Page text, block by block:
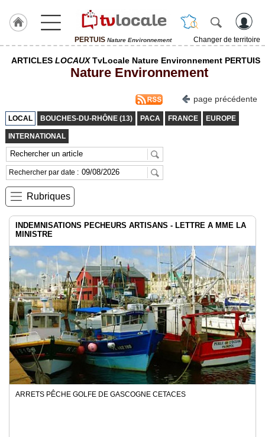
PERTUIS Nature Environnement
Changer de territoire
J'adhère
TvLocale
France
Accueil
RUBRIQUES
Agenda
Vidéos
Médias
du
groupe
Blogs
Prémium
Inscription
annuaire
pro
Accès
ARTICLES LOCAUXTvLocale Nature Environnement PERTUIS
Nature Environnement
page précédente
LOCAL BOUCHES-DU-RHÔNE (13) PACA FRANCE EUROPE
INTERNATIONAL
Rechercher par date :
Rubriques
INDEMNISATIONS PECHEURS ARTISANS - LETTRE A MME LA
MINISTRE
ARRETS PÊCHE GOLFE DE GASCOGNE CETACES